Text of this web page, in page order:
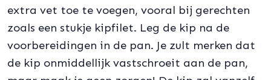
extra vet toe te voegen, vooral bij gerechten
zoals een stukje kipfilet. Leg de kip na de
voorbereidingen in de pan. Je zult merken dat
de kip onmiddellijk vastschroeit aan de pan,